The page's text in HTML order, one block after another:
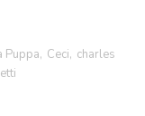
Puppa, Ceci, charles